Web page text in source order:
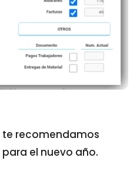
te recomendamos
para el nuevo año.